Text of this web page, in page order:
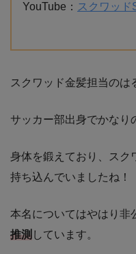
YouTube： スクワッド
スクワッド金髪担当のは
サッカー部出身でかなり
身体を鍛えており、スク
持ち込んでいましたね！
本名についてはやはり非
推測 しています。